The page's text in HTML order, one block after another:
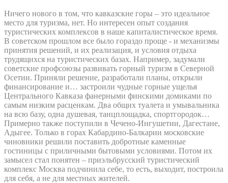
Ничего нового в том, что кавказские горы – это идеальное
место для туризма, нет. Но интересен опыт создания
туристических комплексов в наше капиталистическое время.
В советском прошлом все было гораздо проще - и механизмы
принятия решений, и их реализация, и условия отдыха
трудящихся на туристических базах. Например, задумали
советские профсоюзы развивать горный туризм в Северной
Осетии. Приняли решение, разработали планы, открыли
финансирование и… застроили чудные горные ущелья
Центрального Кавказа фанерными финскими домиками по
самым низким расценкам. Два общих туалета и умывальника
на всю базу, одна душевая, танцплощадка, спортгородок…
Примерно также поступили в Чечено-Ингушетии, Дагестане,
Адыгее. Только в горах Кабардино-Балкарии московские
чиновники решили поставить добротные каменные
гостиницы с приличными бытовыми условиями. Потом их
замысел стал понятен – приэльбрусский туристический
комплекс Москва подчинила себе, то есть, выходит, построила
для себя, а не для местных жителей.